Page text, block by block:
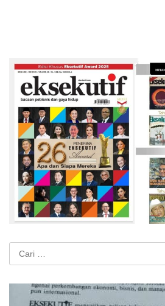
Cari
untuk: